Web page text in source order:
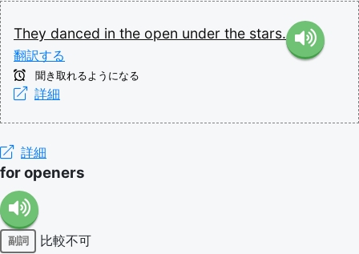
They danced in the open under the stars.
翻訳する
聞き取れるようになる
詳細
詳細
for openers
副詞
比較不可